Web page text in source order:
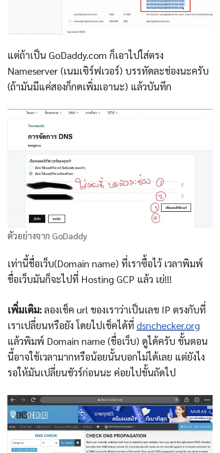
แต่ถ้าเป็น GoDaddy.com ก็เอาไปใส่ตรง
Nameserver (เนมเซิร์ฟเวอร์) บรรทัดละช่องนะครับ
(ถ้ามันมีแค่สองก็กดเพิ่มเอานะ) แล้วบันทึก
ตัวอย่างจาก GoDaddy
เท่านี้ชื่อเว็บ(Domain name) ที่เราซื้อไว้ เวลาพิมพ์
ชื่อเว็บมันก็จะไปที่ Hosting GCP แล้ว เย่!!!
เพิ่มเติม:ลองเช็ค url ของเราว่าเป็นเลข IP ตรงกับที่
เราเปลี่ยนหรือยัง โดยไปเช็คได้ที่ dsnchecker.org
แล้วพิมพ์ Domain name (ชื่อเว็บ) ดูได้ครับ ขั้นตอน
นี้อาจใช้เวลามากหรือน้อยนั้นบอกไม่ได้เลย แต่ยังไง
รอให้มันเปลี่ยนชัวร์ก่อนนะ ค่อยไปขั้นถัดไป